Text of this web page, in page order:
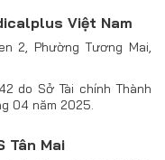
Việt Nam
2, Phường Tương Mai,
do Sở Tài chính Thành
04 năm 2025.
Tân Mai